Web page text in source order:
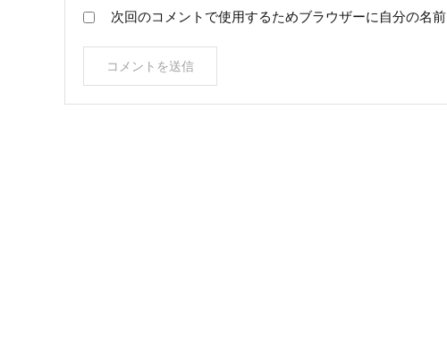
次回のコメントで使用するためブラウザーに自分の名